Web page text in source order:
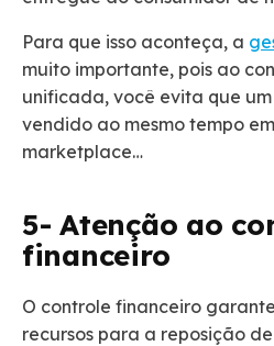
Para que isso aconteça, a
muito importante, pois ao
unificada, você evita que
vendido ao mesmo tempo
marketplace…
5- Atenção ao
financeiro
O controle financeiro
recursos para a reposição